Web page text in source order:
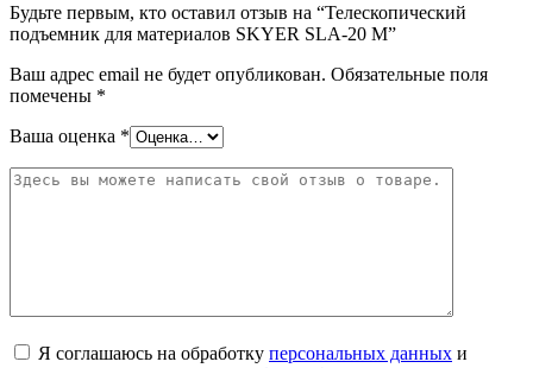
Будьте первым, кто оставил отзыв на “Телескопический
подъемник для материалов SKYER SLA-20 M”
Ваш адрес email не будет опубликован. Обязательные поля
помечены *
Ваша оценка *
Я соглашаюсь на обработку персональных данных и